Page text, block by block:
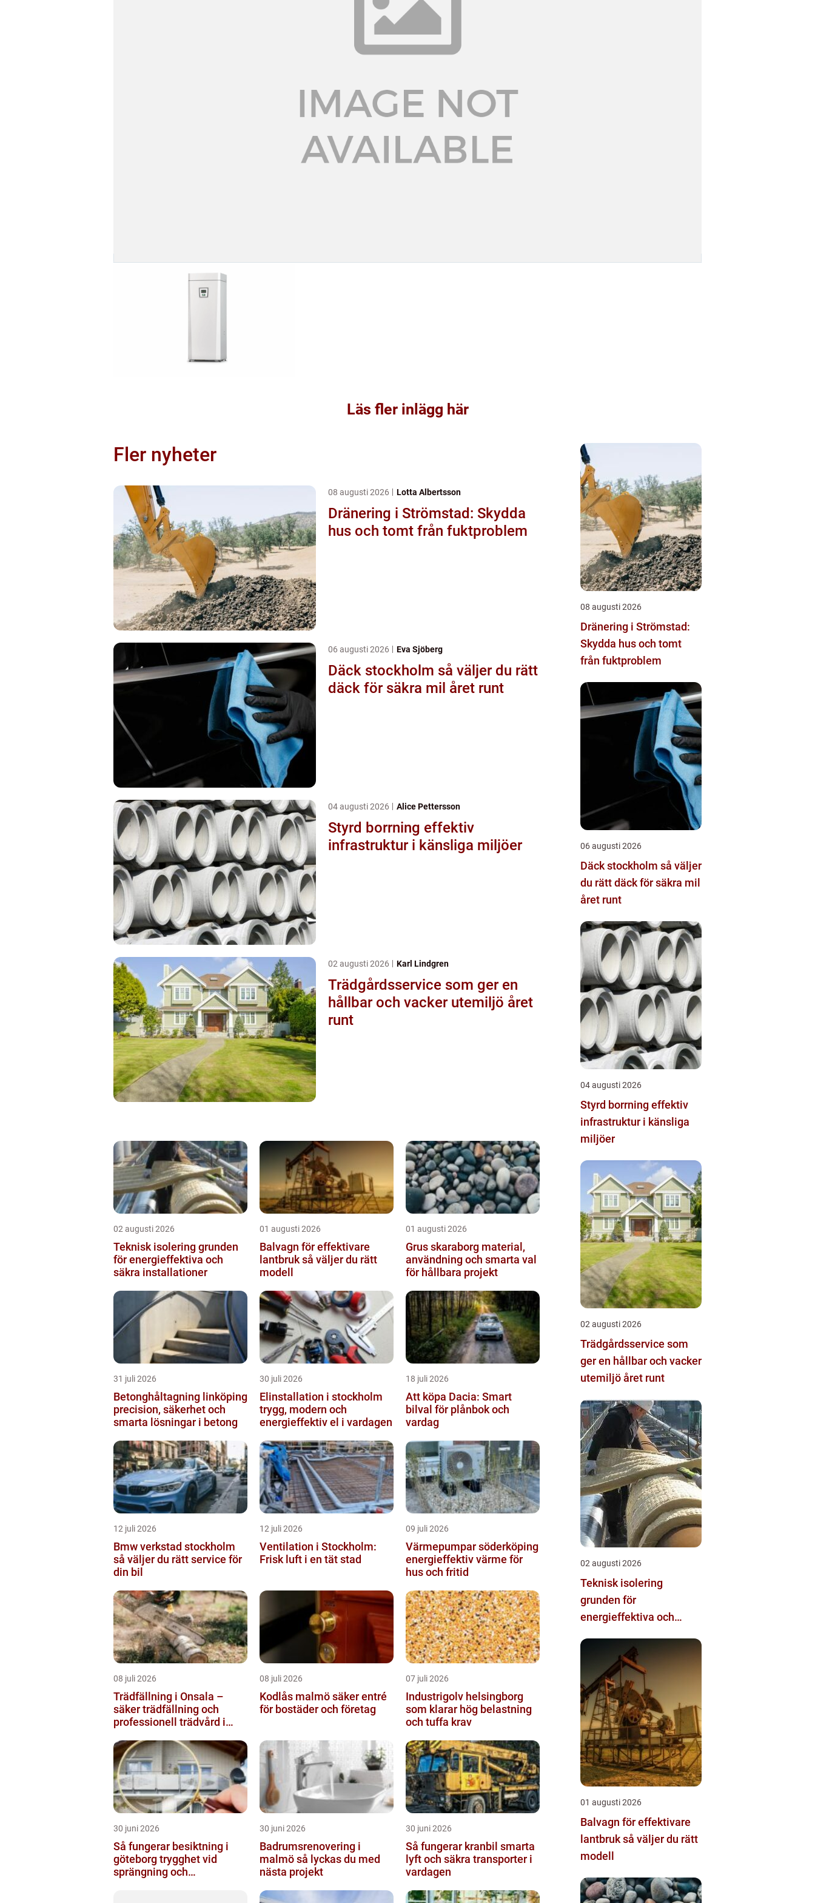
Läs fler inlägg här
Fler nyheter
08 augusti 2026 Lotta Albertsson
Dränering i Strömstad: Skydda
hus och tomt från fuktproblem
06 augusti 2026 Eva Sjöberg
Däck stockholm så väljer du rätt
däck för säkra mil året runt
04 augusti 2026 Alice Pettersson
Styrd borrning effektiv
infrastruktur i känsliga miljöer
02 augusti 2026 Karl Lindgren
Trädgårdsservice som ger en
hållbar och vacker utemiljö året
runt
02 augusti 2026
Teknisk isolering grunden
för energieffektiva och
säkra installationer
01 augusti 2026
Balvagn för effektivare
lantbruk så väljer du rätt
modell
01 augusti 2026
Grus skaraborg material,
användning och smarta val
för hållbara projekt
31 juli 2026
Betonghåltagning linköping
precision, säkerhet och
smarta lösningar i betong
30 juli 2026
Elinstallation i stockholm
trygg, modern och
energieffektiv el i vardagen
18 juli 2026
Att köpa Dacia: Smart
bilval för plånbok och
vardag
12 juli 2026
Bmw verkstad stockholm
så väljer du rätt service för
din bil
12 juli 2026
Ventilation i Stockholm:
Frisk luft i en tät stad
09 juli 2026
Värmepumpar söderköping
energieffektiv värme för
hus och fritid
08 juli 2026
Trädfällning i Onsala –
säker trädfällning och
professionell trädvård i
08 juli 2026
Kodlås malmö säker entré
för bostäder och företag
07 juli 2026
Industrigolv helsingborg
som klarar hög belastning
och tuffa krav
30 juni 2026
Så fungerar besiktning i
göteborg trygghet vid
sprängning och
30 juni 2026
Badrumsrenovering i
malmö så lyckas du med
nästa projekt
30 juni 2026
Så fungerar kranbil smarta
lyft och säkra transporter i
vardagen
08 augusti 2026
Dränering i Strömstad:
Skydda hus och tomt
från fuktproblem
06 augusti 2026
Däck stockholm så väljer
du rätt däck för säkra mil
året runt
04 augusti 2026
Styrd borrning effektiv
infrastruktur i känsliga
miljöer
02 augusti 2026
Trädgårdsservice som
ger en hållbar och vacker
utemiljö året runt
02 augusti 2026
Teknisk isolering
grunden för
energieffektiva och
01 augusti 2026
Balvagn för effektivare
lantbruk så väljer du rätt
modell